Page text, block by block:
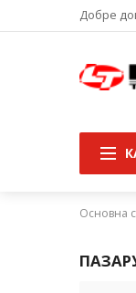
Добре
Основна